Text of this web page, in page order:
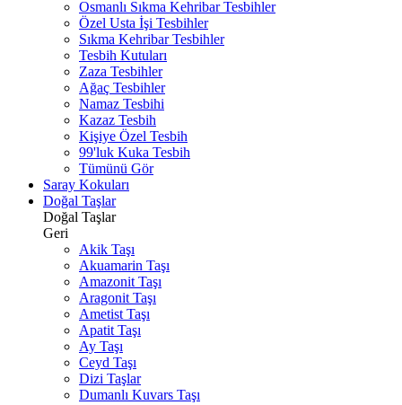
Osmanlı Sıkma Kehribar Tesbihler
Özel Usta İşi Tesbihler
Sıkma Kehribar Tesbihler
Tesbih Kutuları
Zaza Tesbihler
Ağaç Tesbihler
Namaz Tesbihi
Kazaz Tesbih
Kişiye Özel Tesbih
99'luk Kuka Tesbih
Tümünü Gör
Saray Kokuları
Doğal Taşlar
Doğal Taşlar
Geri
Akik Taşı
Akuamarin Taşı
Amazonit Taşı
Aragonit Taşı
Ametist Taşı
Apatit Taşı
Ay Taşı
Ceyd Taşı
Dizi Taşlar
Dumanlı Kuvars Taşı